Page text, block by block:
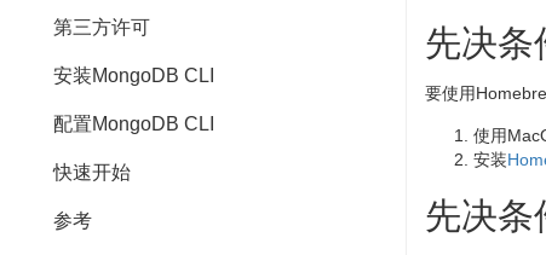
第三方许可
安装MongoDB CLI
配置MongoDB CLI
快速开始
参考
先决条
要使用
使用
安装
先决条